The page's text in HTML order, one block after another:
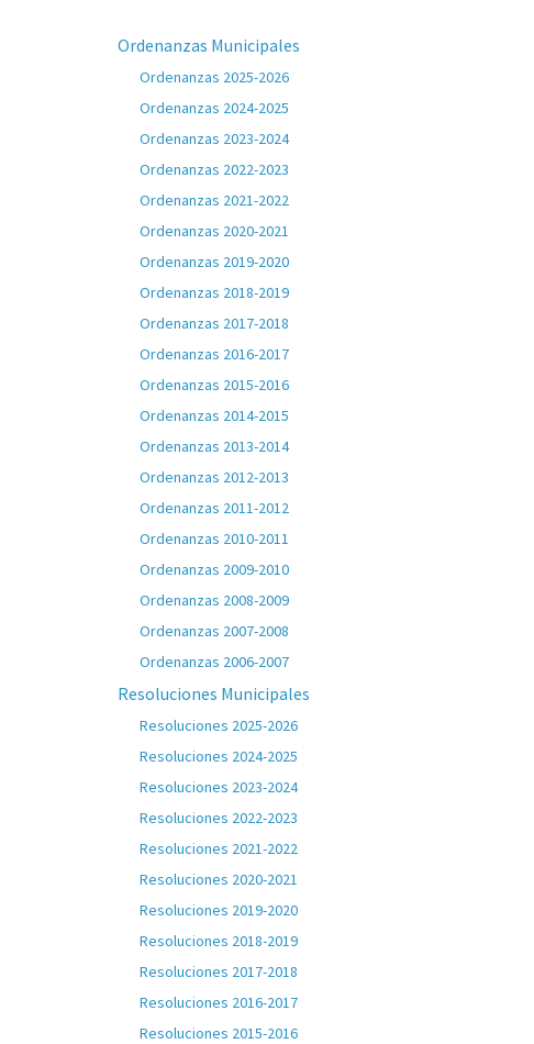
Ordenanzas Municipales
Ordenanzas 2025-2026
Ordenanzas 2024-2025
Ordenanzas 2023-2024
Ordenanzas 2022-2023
Ordenanzas 2021-2022
Ordenanzas 2020-2021
Ordenanzas 2019-2020
Ordenanzas 2018-2019
Ordenanzas 2017-2018
Ordenanzas 2016-2017
Ordenanzas 2015-2016
Ordenanzas 2014-2015
Ordenanzas 2013-2014
Ordenanzas 2012-2013
Ordenanzas 2011-2012
Ordenanzas 2010-2011
Ordenanzas 2009-2010
Ordenanzas 2008-2009
Ordenanzas 2007-2008
Ordenanzas 2006-2007
Resoluciones Municipales
Resoluciones 2025-2026
Resoluciones 2024-2025
Resoluciones 2023-2024
Resoluciones 2022-2023
Resoluciones 2021-2022
Resoluciones 2020-2021
Resoluciones 2019-2020
Resoluciones 2018-2019
Resoluciones 2017-2018
Resoluciones 2016-2017
Resoluciones 2015-2016